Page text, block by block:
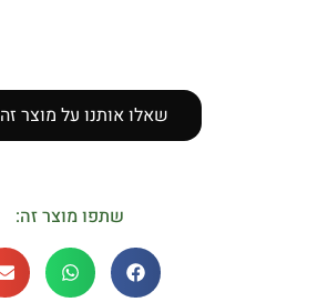
שאלו אותנו על מוצר זה
שתפו מוצר זה: